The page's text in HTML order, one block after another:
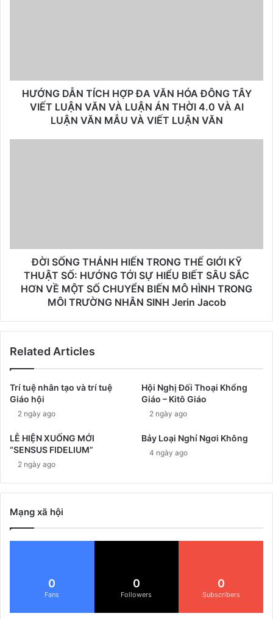
HƯỚNG DẪN TÍCH HỢP ĐA VĂN HÓA ĐÔNG TÂY
VIẾT LUẬN VĂN VÀ LUẬN ÁN THỜI 4.0 VÀ AI
LUẬN VĂN MẪU VÀ VIẾT LUẬN VĂN
ĐỜI SỐNG THÁNH HIẾN TRONG THẾ GIỚI KỸ
THUẬT SỐ: HƯỚNG TỚI SỰ HIỂU BIẾT SÂU SẮC
HƠN VỀ MỘT SỐ CHUYỂN BIẾN MÔ HÌNH TRONG
MÔI TRƯỜNG NHÂN SINH Jerin Jacob
Related Articles
Trí tuệ nhân tạo và trí tuệ
Giáo hội
2 ngày ago
Hội Nghị Đối Thoại Khổng
Giáo – Kitô Giáo
2 ngày ago
LỄ HIỆN XUỐNG MỚI
“SENSUS FIDELIUM”
2 ngày ago
Bảy Loại Nghỉ Ngơi Không
4 ngày ago
Mạng xã hội
0
Fans
0
Followers
0
Subscribers